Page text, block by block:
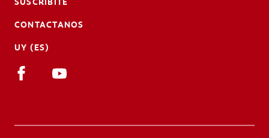
CONTACTANOS
UY (ES)